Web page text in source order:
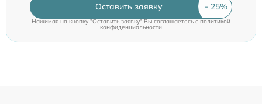
Оставить заявку
Нажимая на кнопку "Оставить заявку" Вы соглашаетесь cполитикой
конфиденциальности